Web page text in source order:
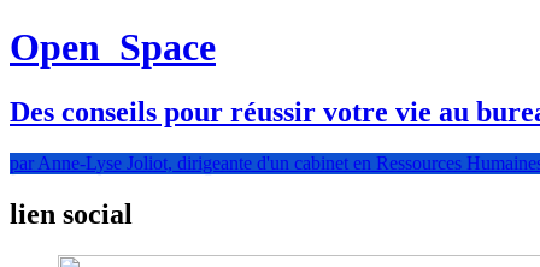
Open Space
Des conseils pour réussir votre vie au
par Anne-Lyse Joliot, dirigeante d'un cabinet en Ressources
lien social